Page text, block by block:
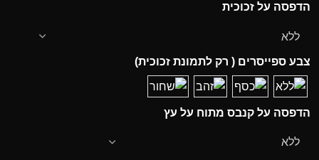
הדפסה על זכוכית
צבע ספייסרים ( רק לתמונת זכוכית)
הדפסה על קנבס מתוח על עץ